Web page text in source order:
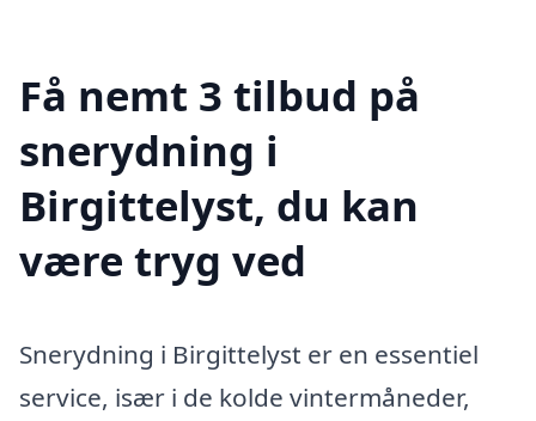
Få nemt 3 tilbud på
snerydning i
Birgittelyst, du kan
være tryg ved
Snerydning i Birgittelyst er en essentiel
service, især i de kolde vintermåneder,